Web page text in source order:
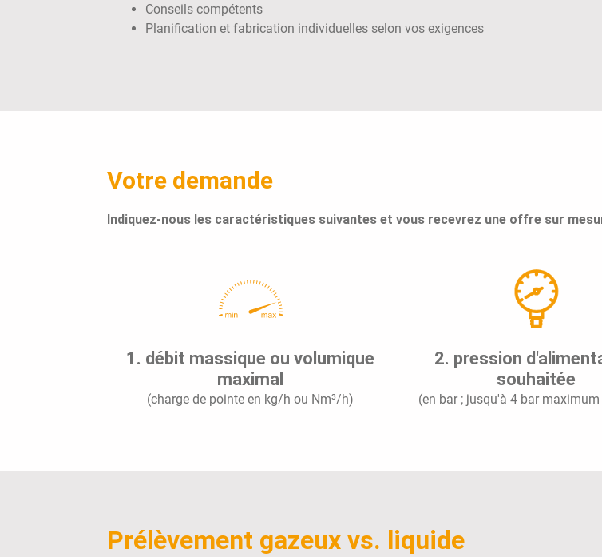
Conseils compétents
Planification et fabrication individuelles selon vos exigences
Votre demande
Indiquez-nous les caractéristiques suivantes et vous recevrez une offre sur
1. débit massique ou volumique
maximal
(charge de pointe en kg/h ou Nm³/h)
2. pression
souhaitée
(en bar ; jusqu'à 4 bar
Prélèvement gazeux vs. liquide